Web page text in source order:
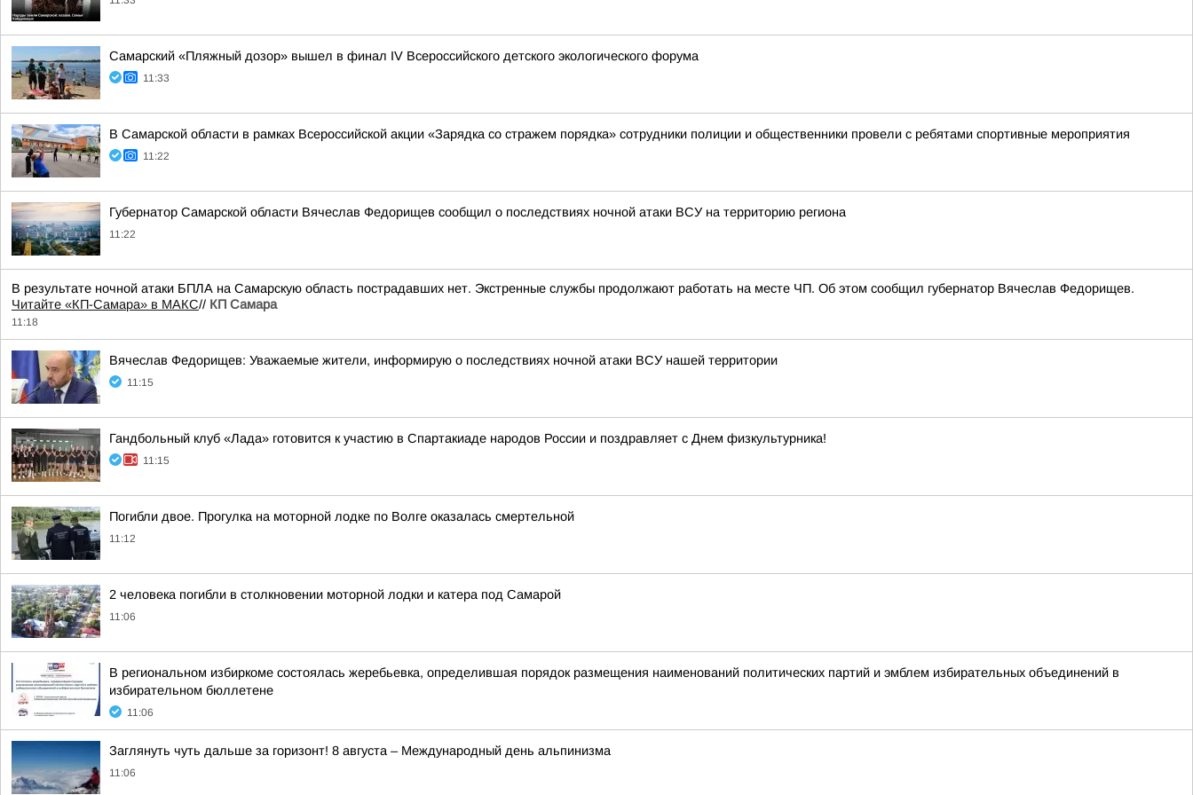
Самарский «Пляжный дозор» вышел в финал IV Всероссийского детского экологического форума
11:33
В Самарской области в рамках Всероссийской акции «Зарядка со стражем порядка» сотрудники полиции и общественники провели с ребятами спортивные мероприятия
11:22
Губернатор Самарской области Вячеслав Федорищев сообщил о последствиях ночной атаки ВСУ на территорию региона
11:22
В результате ночной атаки БПЛА на Самарскую область пострадавших нет. Экстренные службы продолжают работать на месте ЧП. Об этом сообщил губернатор Вячеслав Федорищев.
Читайте «КП-Самара» в МАКС// КП Самара
11:18
Вячеслав Федорищев: Уважаемые жители, информирую о последствиях ночной атаки ВСУ нашей территории
11:15
Гандбольный клуб «Лада» готовится к участию в Спартакиаде народов России и поздравляет с Днем физкультурника!
11:15
Погибли двое. Прогулка на моторной лодке по Волге оказалась смертельной
11:12
2 человека погибли в столкновении моторной лодки и катера под Самарой
11:06
В региональном избиркоме состоялась жеребьевка, определившая порядок размещения наименований политических партий и эмблем избирательных объединений в
избирательном бюллетене
11:06
Заглянуть чуть дальше за горизонт! 8 августа – Международный день альпинизма
11:06